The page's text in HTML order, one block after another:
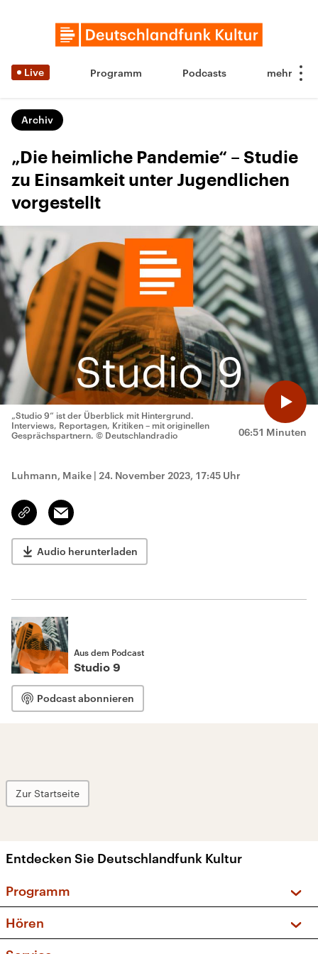
Live Programm Podcasts
Archiv
„Die heimliche Pandemie“ – Studie
zu Einsamkeit unter Jugendlichen
vorgestellt
06:51 Minuten
„Studio 9“ ist der Überblick mit Hintergrund.
Interviews, Reportagen, Kritiken – mit originellen
Gesprächspartnern. © Deutschlandradio
Luhmann, Maike | 24. November 2023, 17:45 Uhr
Link
kopieren/teilen
Email
Audio herunterladen
Aus dem Podcast
Studio 9
Podcast abonnieren
Zur Startseite
Entdecken Sie Deutschlandfunk Kultur
Programm
Sendungen und Podcasts
Hören